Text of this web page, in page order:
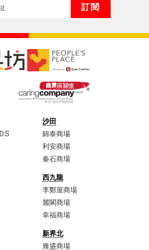
沙田
錦泰商場
利安商場
秦石商場
西九龍
李鄭屋商場​
麗閣商場
幸福商場
新界北
雍盛商場